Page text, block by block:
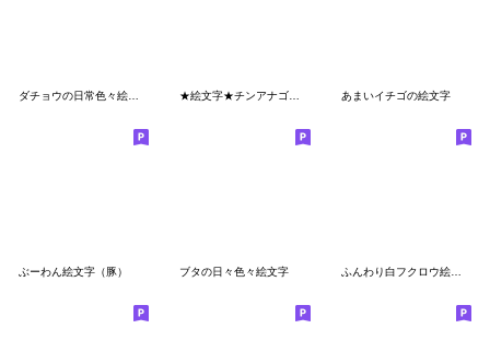
あまいイチゴの絵文字
ぶーわん絵文字（豚） ブタの日々色々絵文字 ふんわり白フクロウ絵文字